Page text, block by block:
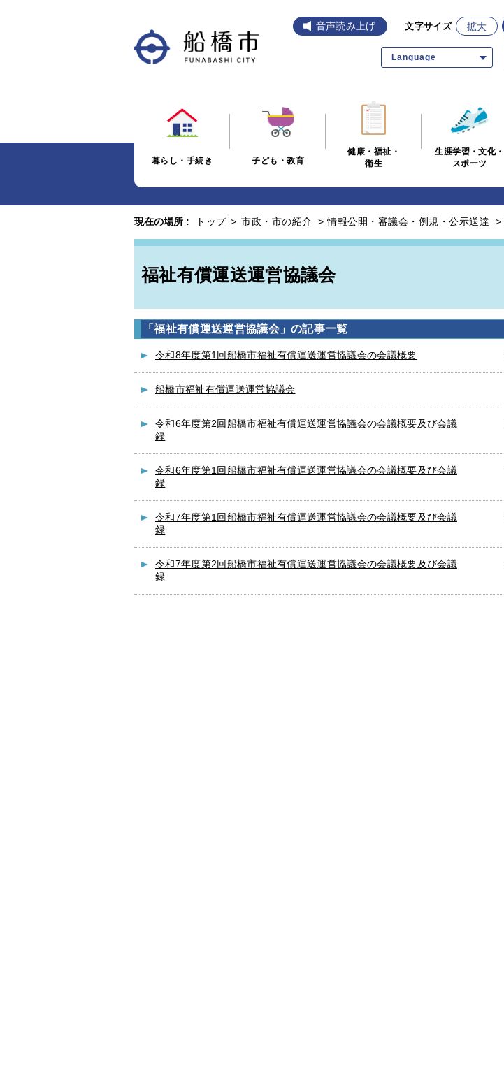
音声読み上げ 文字サイズ 拡大
Language
暮らし・手続き 子ども・教育
健康・福祉・
衛生
生涯学習・文化・
スポーツ
現在の場所 : トップ > 市政・市の紹介 >情報公開・審議会・例規・公示送達 >
福祉有償運送運営協議会
「福祉有償運送運営協議会」の記事一覧
令和8年度第1回船橋市福祉有償運送運営協議会の会議概要
船橋市福祉有償運送運営協議会
令和6年度第2回船橋市福祉有償運送運営協議会の会議概要及び会議
録
令和6年度第1回船橋市福祉有償運送運営協議会の会議概要及び会議
録
令和7年度第1回船橋市福祉有償運送運営協議会の会議概要及び会議
録
令和7年度第2回船橋市福祉有償運送運営協議会の会議概要及び会議
録